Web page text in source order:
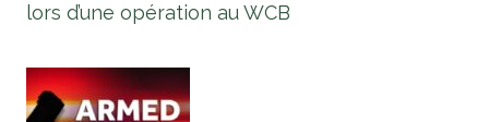
lors d’une opération au WCB